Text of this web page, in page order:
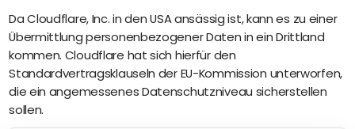
Da Cloudflare, Inc. in den USA ansässig ist, kann es zu einer
Übermittlung personenbezogener Daten in ein Drittland
kommen. Cloudflare hat sich hierfür den
Standardvertragsklauseln der EU-Kommission unterworfen,
die ein angemessenes Datenschutzniveau sicherstellen
sollen.